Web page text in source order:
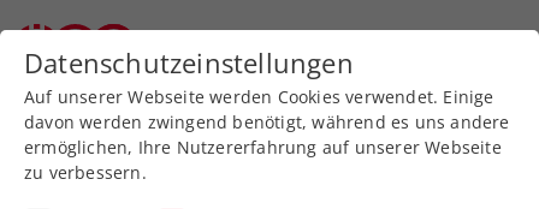
Zurück zur Newsübersicht
Turniere
Datenschutzeinstellungen
Auf unserer Webseite werden Cookies verwendet. Einige
davon werden zwingend benötigt, während es uns andere
ermöglichen, Ihre Nutzererfahrung auf unserer Webseite
zu verbessern.